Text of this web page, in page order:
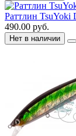
Раттлин TsuYoki
490.00 руб.
Нет в наличии